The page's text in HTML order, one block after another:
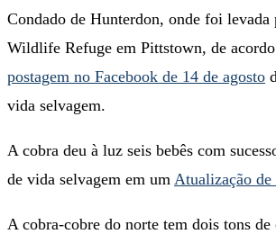
Condado de Hunterdon, onde foi levada
Wildlife Refuge em Pittstown, de
postagem no Facebook de 14 de agosto
vida selvagem.
A cobra deu à luz seis bebês com
de vida selvagem em um Atualização de
A cobra-cobre do norte tem dois tons de